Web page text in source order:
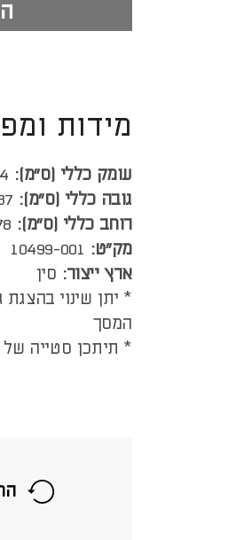
מידות
עומק כללי (ס”מ):
גובה כללי (ס”מ):
רוחב כללי (ס”מ):
מק"ט: 10499-001
ארץ ייצור: סין
* יתן שינוי
המסך
* תיתכן סטייה של עד 2% במידות